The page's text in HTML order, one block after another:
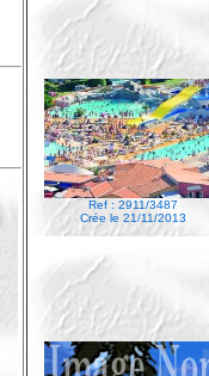
Ref : 2911/3487
Crée le 21/11/2013